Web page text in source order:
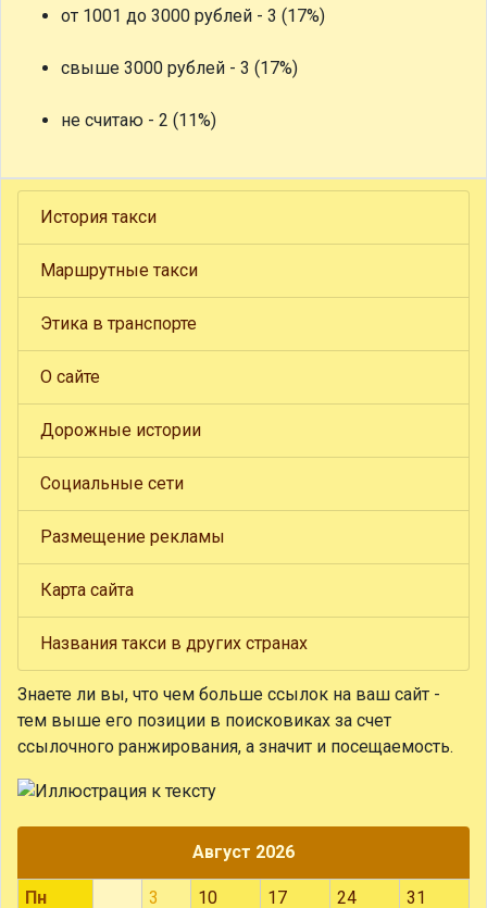
от 1001 до 3000 рублей - 3 (17%)
свыше 3000 рублей - 3 (17%)
не считаю - 2 (11%)
История такси
Маршрутные такси
Этика в транспорте
О сайте
Дорожные истории
Социальные сети
Размещение рекламы
Карта сайта
Названия такси в других странах
Знаете ли вы, что чем больше ссылок на ваш сайт -
тем выше его позиции в поисковиках за счет
ссылочного ранжирования, а значит и посещаемость.
Август 2026
Пн 3 10 17 24 31